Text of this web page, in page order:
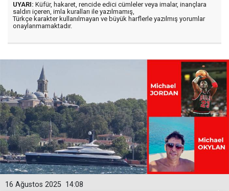
UYARI: Küfür, hakaret, rencide edici cümleler veya imalar, inançlara
saldırı içeren, imla kuralları ile yazılmamış,
Türkçe karakter kullanılmayan ve büyük harflerle yazılmış yorumlar
onaylanmamaktadır.
14:08
16 Ağustos 2025